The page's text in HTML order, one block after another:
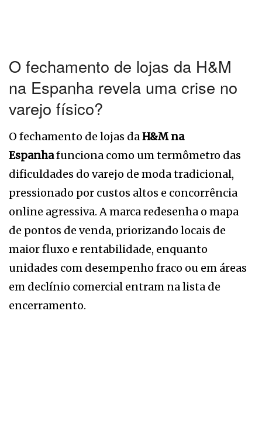
O fechamento de lojas da H&M
na Espanha revela uma crise no
varejo físico?
O fechamento de lojas daH&M na
Espanhafunciona como um termômetro das
dificuldades do varejo de moda tradicional,
pressionado por custos altos e concorrência
online agressiva. A marca redesenha o mapa
de pontos de venda, priorizando locais de
maior fluxo e rentabilidade, enquanto
unidades com desempenho fraco ou em áreas
em declínio comercial entram na lista de
encerramento.